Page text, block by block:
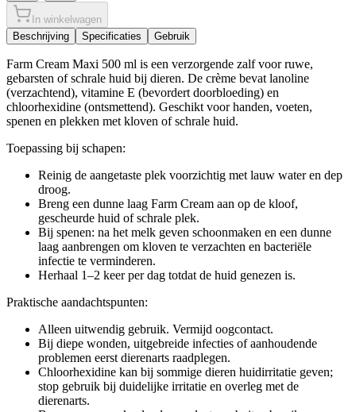
In winkelwagen
Beschrijving
Specificaties Gebruik
Farm Cream Maxi 500 ml is een verzorgende zalf voor ruwe,
gebarsten of schrale huid bij dieren. De crème bevat lanoline
(verzachtend), vitamine E (bevordert doorbloeding) en
chloorhexidine (ontsmettend). Geschikt voor handen, voeten,
spenen en plekken met kloven of schrale huid.
Toepassing bij schapen:
Reinig de aangetaste plek voorzichtig met lauw water en dep
droog.
Breng een dunne laag Farm Cream aan op de kloof,
gescheurde huid of schrale plek.
Bij spenen: na het melk geven schoonmaken en een dunne
laag aanbrengen om kloven te verzachten en bacteriële
infectie te verminderen.
Herhaal 1–2 keer per dag totdat de huid genezen is.
Praktische aandachtspunten:
Alleen uitwendig gebruik. Vermijd oogcontact.
Bij diepe wonden, uitgebreide infecties of aanhoudende
problemen eerst dierenarts raadplegen.
Chloorhexidine kan bij sommige dieren huidirritatie geven;
stop gebruik bij duidelijke irritatie en overleg met de
dierenarts.